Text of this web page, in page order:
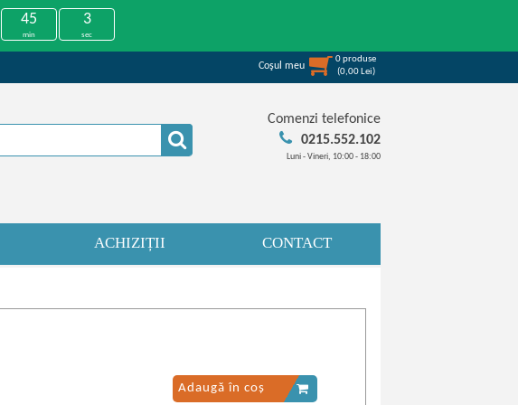
45
min
2
sec
Coşul meu
0produse
(0,00 Lei)
Comenzi telefonice
0215.552.102
Luni - Vineri, 10:00 - 18:00
ACHIZIȚII CONTACT
Adaugă în coș